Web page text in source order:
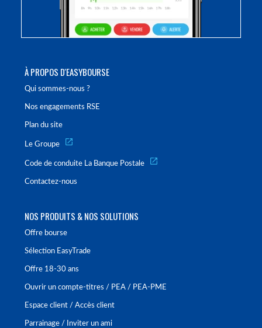
À PROPOS D'EASYBOURSE
Qui sommes-nous ?
Nos engagements RSE
Plan du site
Le Groupe
Code de conduite La Banque Postale
Contactez-nous
NOS PRODUITS & NOS SOLUTIONS
Offre bourse
Sélection EasyTrade
Offre 18-30 ans
Ouvrir un compte-titres / PEA / PEA-PME
Espace client / Accès client
Parrainage / Inviter un ami